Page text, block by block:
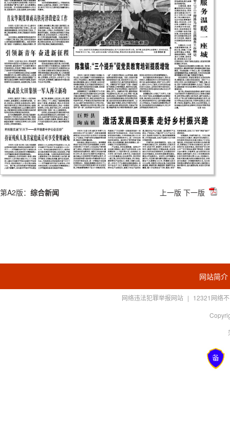
第A2版： 综合新闻 上一版 下一版
网站简介
网络违法犯罪举报网站 | 12321网络